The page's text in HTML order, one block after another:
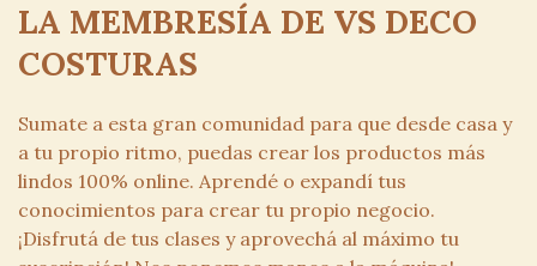
LA MEMBRESÍA DE VS DECO
COSTURAS
Sumate a esta gran comunidad para que desde casa y
a tu propio ritmo, puedas crear los productos más
lindos 100% online. Aprendé o expandí tus
conocimientos para crear tu propio negocio.
¡Disfrutá de tus clases y aprovechá al máximo tu